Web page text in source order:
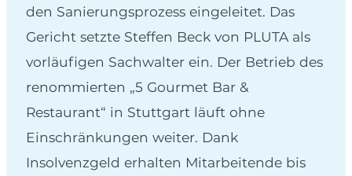
den Sanierungsprozess eingeleitet. Das
Gericht setzte Steffen Beck von PLUTA als
vorläufigen Sachwalter ein. Der Betrieb des
renommierten „5 Gourmet Bar &
Restaurant“ in Stuttgart läuft ohne
Einschränkungen weiter. Dank
Insolvenzgeld erhalten Mitarbeitende bis